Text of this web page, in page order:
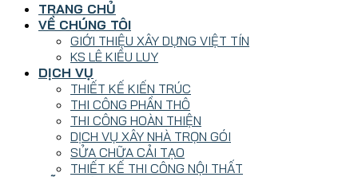
TRANG CHỦ
VỀ CHÚNG TÔI
GIỚI THIỆU XÂY DỰNG VIỆT TÍN
KS LÊ KIỀU LUY
DỊCH VỤ
THIẾT KẾ KIẾN TRÚC
THI CÔNG PHẦN THÔ
THI CÔNG HOÀN THIỆN
DỊCH VỤ XÂY NHÀ TRỌN GÓI
SỬA CHỮA CẢI TẠO
THIẾT KẾ THI CÔNG NỘI THẤT